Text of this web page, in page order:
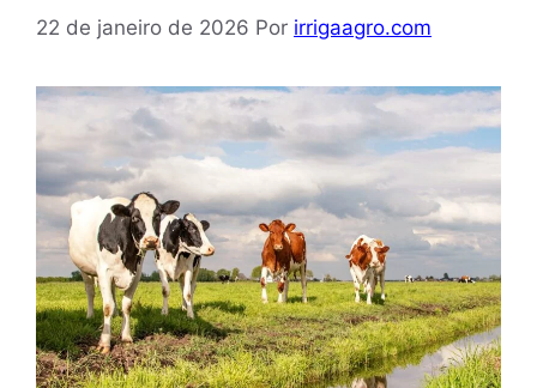
22 de janeiro de 2026 Por irrigaagro.com